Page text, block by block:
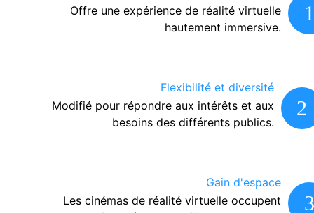
1
Offre une expérience de réalité virtuelle
hautement immersive.
2
Flexibilité et diversité
Modifié pour répondre aux intérêts et aux
besoins des différents publics.
3
Gain d'espace
Les cinémas de réalité virtuelle occupent